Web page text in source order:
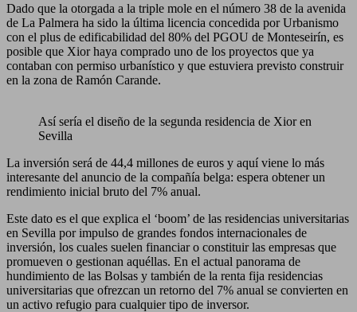
Dado que la otorgada a la triple mole en el número 38 de la avenida
de La Palmera ha sido la última licencia concedida por Urbanismo
con el plus de edificabilidad del 80% del PGOU de Monteseirín, es
posible que Xior haya comprado uno de los proyectos que ya
contaban con permiso urbanístico y que estuviera previsto construir
en la zona de Ramón Carande.
Así sería el diseño de la segunda residencia de Xior en
Sevilla
La inversión será de 44,4 millones de euros y aquí viene lo más
interesante del anuncio de la compañía belga: espera obtener un
rendimiento inicial bruto del 7% anual.
Este dato es el que explica el ‘boom’ de las residencias universitarias
en Sevilla por impulso de grandes fondos internacionales de
inversión, los cuales suelen financiar o constituir las empresas que
promueven o gestionan aquéllas. En el actual panorama de
hundimiento de las Bolsas y también de la renta fija residencias
universitarias que ofrezcan un retorno del 7% anual se convierten en
un activo refugio para cualquier tipo de inversor.